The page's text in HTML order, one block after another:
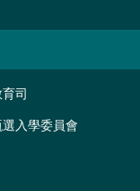
司
選入學委員會